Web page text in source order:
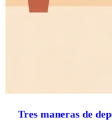
Tres maneras de